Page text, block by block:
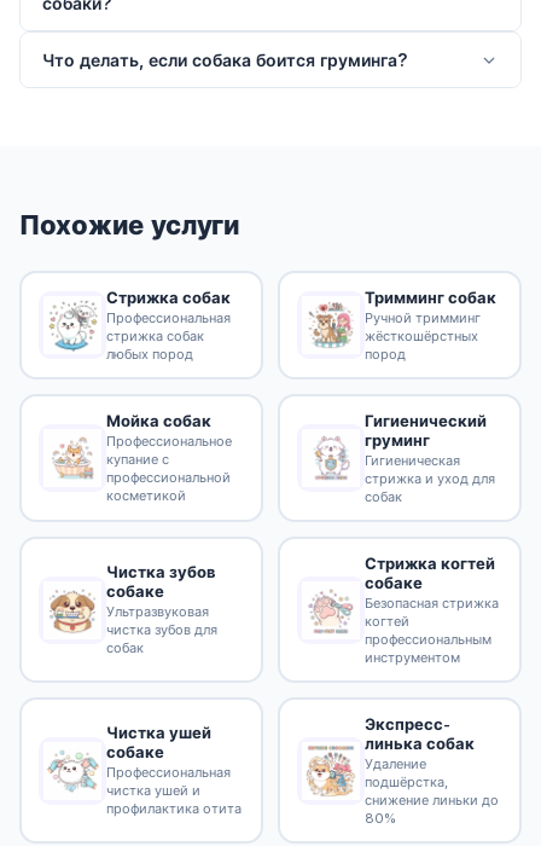
Что делать, если собака боится груминга?
Похожие услуги
Стрижка собак
Профессиональная
стрижка собак
любых пород
Тримминг собак
Ручной тримминг
жёсткошёрстных
пород
Мойка собак
Профессиональное
купание с
профессиональной
косметикой
Гигиенический
груминг
Гигиеническая
стрижка и уход для
собак
Чистка зубов
собаке
Ультразвуковая
чистка зубов для
собак
Стрижка когтей
собаке
Безопасная стрижка
когтей
профессиональным
инструментом
Чистка ушей
собаке
Профессиональная
чистка ушей и
профилактика отита
Экспресс-
линька собак
Удаление
подшёрстка,
снижение линьки до
80%